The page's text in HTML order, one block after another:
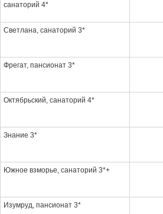
санаторий 4*
Светлана, санаторий 3*
Фрегат, пансионат 3*
Октябрьский, санаторий 4*
Знание 3*
Южное взморье, санаторий 3*+
Изумруд, пансионат 3*